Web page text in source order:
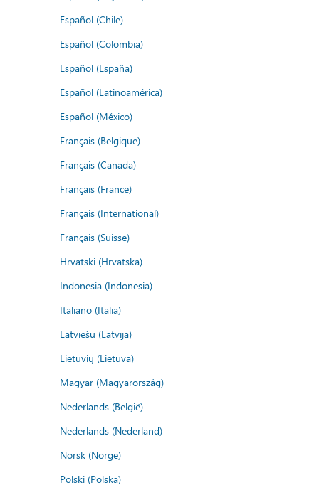
Español (Chile)
Español (Colombia)
Español (España)
Español (Latinoamérica)
Español (México)
Français (Belgique)
Français (Canada)
Français (France)
Français (International)
Français (Suisse)
Hrvatski (Hrvatska)
Indonesia (Indonesia)
Italiano (Italia)
Latviešu (Latvija)
Lietuvių (Lietuva)
Magyar (Magyarország)
Nederlands (België)
Nederlands (Nederland)
Norsk (Norge)
Polski (Polska)